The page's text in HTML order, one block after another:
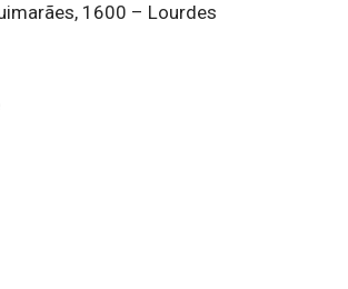
1600 – Lourdes